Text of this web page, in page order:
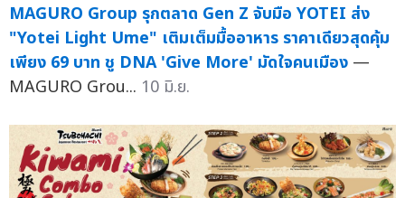
MAGURO Group รุกตลาด Gen Z จับมือ YOTEI ส่ง
"Yotei Light Ume" เติมเต็มมื้ออาหาร ราคาเดียวสุดคุ้ม
เพียง 69 บาท ชู DNA 'Give More' มัดใจคนเมือง —
MAGURO Grou... 10 มิ.ย.